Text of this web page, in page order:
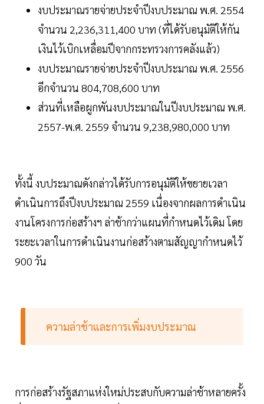
งบประมาณรายจ่ายประจำปีงบประมาณ พ.ศ. 2554
จำนวน 2,236,311,400 บาท (ที่ได้รับอนุมัติให้กัน
เงินไว้เบิกเหลื่อมปีจากกระทรวงการคลังแล้ว)
งบประมาณรายจ่ายประจำปีงบประมาณ พ.ศ. 2556
อีกจำนวน 804,708,600 บาท
ส่วนที่เหลือผูกพันงบประมาณในปีงบประมาณ พ.ศ.
2557-พ.ศ. 2559 จำนวน 9,238,980,000 บาท
ทั้งนี้ งบประมาณดังกล่าวได้รับการอนุมัติให้ขยายเวลา
ดำเนินการถึงปีงบประมาณ 2559 เนื่องจากผลการดำเนิน
งานโครงการก่อสร้างฯ ล่าช้ากว่าแผนที่กำหนดไว้เดิม โดย
ระยะเวลาในการดำเนินงานก่อสร้างตามสัญญากำหนดไว้
900 วัน
ความล่าช้าและการเพิ่มงบประมาณ
การก่อสร้างรัฐสภาแห่งใหม่ประสบกับความล่าช้าหลายครั้ง